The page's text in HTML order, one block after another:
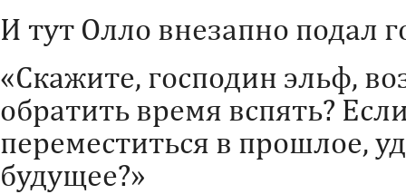
И тут Олло внезапно подал
«Скажите, господин эльф,
обратить время вспять?
переместиться в прошлое,
будущее?»